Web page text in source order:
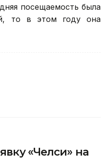
посещаемость была
то в этом году она
«Челси» на